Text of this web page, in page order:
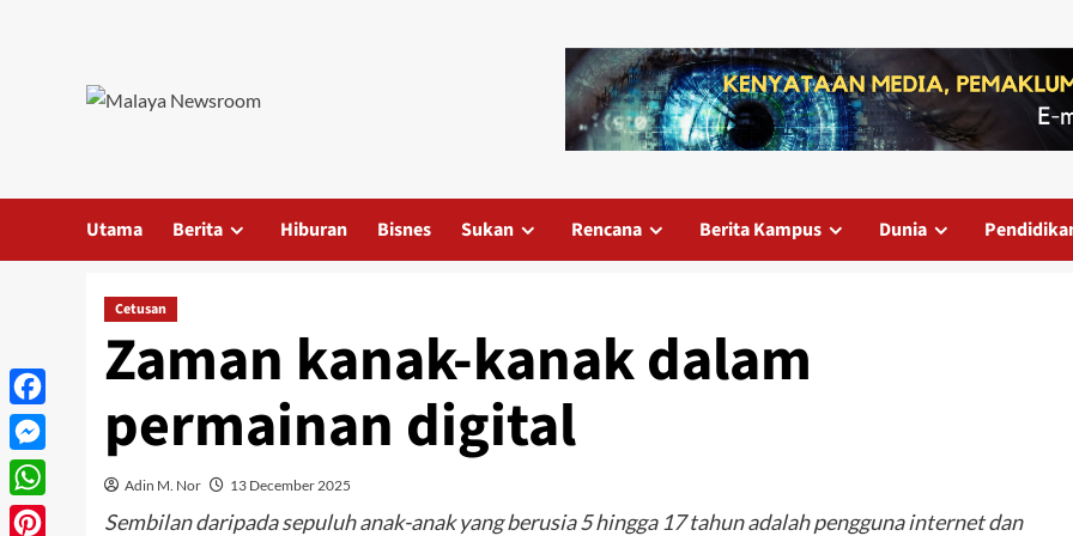
Utama Berita Hiburan Bisnes Sukan Rencana Berita Kampus Dunia
Cetusan
Zaman kanak-kanak dalam
permainan digital
Adin M. Nor 13 December 2025
Sembilan daripada sepuluh anak-anak yang berusia 5 hingga 17 tahun adalah pengguna internet dan
Facebook
Messenger
WhatsApp